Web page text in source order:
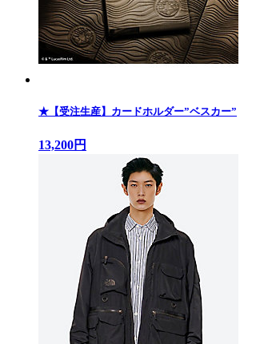
★【受注生産】カードホルダー”ベスカー”
13,200円